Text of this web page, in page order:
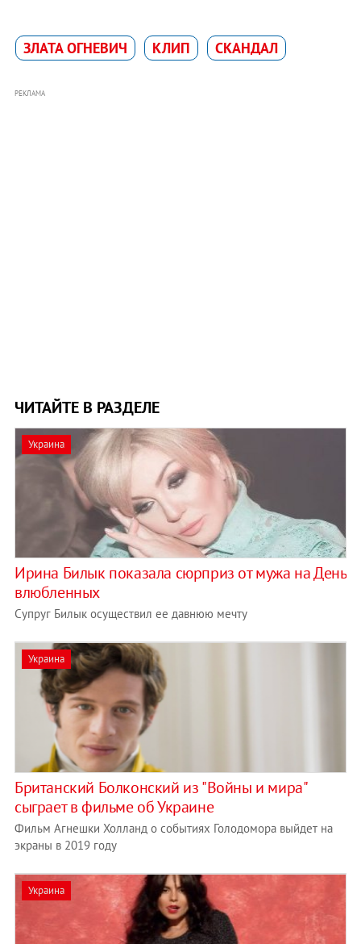
ЗЛАТА ОГНЕВИЧ КЛИП СКАНДАЛ
РЕКЛАМА
ЧИТАЙТЕ В РАЗДЕЛЕ
Украина
Ирина Билык показала сюрприз от мужа на День
влюбленных
Супруг Билык осуществил ее давнюю мечту
Украина
Британский Болконский из "Войны и мира"
сыграет в фильме об Украине
Фильм Агнешки Холланд о событиях Голодомора выйдет на
экраны в 2019 году
Украина